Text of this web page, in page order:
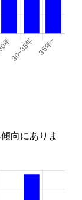
向にありま